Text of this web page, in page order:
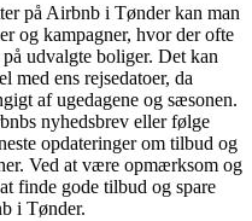
på Airbnb i Tønder kan man
og kampagner, hvor der ofte
udvalgte boliger. Det kan
med ens rejsedatoer, da
af ugedagene og sæsonen.
nyhedsbrev eller følge
opdateringer om tilbud og
Ved at være opmærksom og
finde gode tilbud og spare
i Tønder.